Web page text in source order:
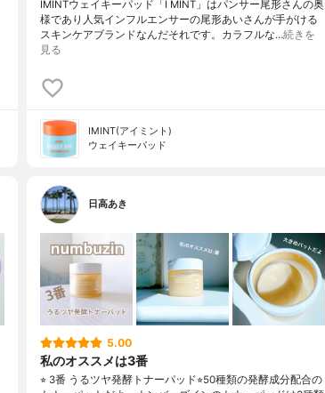
IMINTウェイキーパッド「I MINT」はパンサー尾形さんの奥
様であり人気インフルエンサーの尾形あいさんが手がける
スキンケアブランドなんだそれです。カラフルな…続きを
見る
IMINT(アイミント)
ウェイキーパッド
日高あき
5.00
私のオススメは3番
⭐︎ 3番 うるツヤ発酵トナーパッド⭐︎50種類の発酵成分配合の